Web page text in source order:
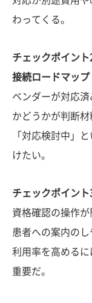
わってくる。
チェックポイン
接続ロードマップ
ベンダーが対応
かどうかが判断材
「対応検討中」
けたい。
チェックポイン
資格確認の操作
患者への案内のし
利用率を高める
重要だ。